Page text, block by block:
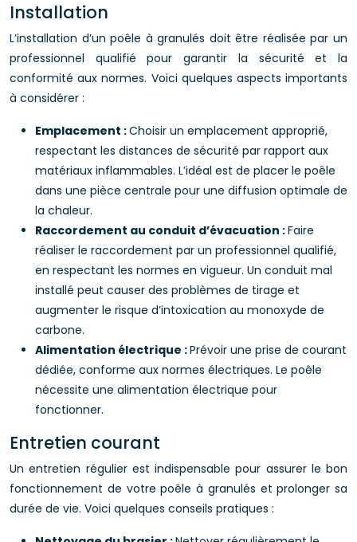
Installation
L’installation d’un poêle à granulés doit être réalisée par un
professionnel qualifié pour garantir la sécurité et la
conformité aux normes. Voici quelques aspects importants
à considérer :
Emplacement :Choisir un emplacement approprié,
respectant les distances de sécurité par rapport aux
matériaux inflammables. L’idéal est de placer le poêle
dans une pièce centrale pour une diffusion optimale de
la chaleur.
Raccordement au conduit d’évacuation :Faire
réaliser le raccordement par un professionnel qualifié,
en respectant les normes en vigueur. Un conduit mal
installé peut causer des problèmes de tirage et
augmenter le risque d’intoxication au monoxyde de
carbone.
Alimentation électrique :Prévoir une prise de courant
dédiée, conforme aux normes électriques. Le poêle
nécessite une alimentation électrique pour
fonctionner.
Entretien courant
Un entretien régulier est indispensable pour assurer le bon
fonctionnement de votre poêle à granulés et prolonger sa
durée de vie. Voici quelques conseils pratiques :